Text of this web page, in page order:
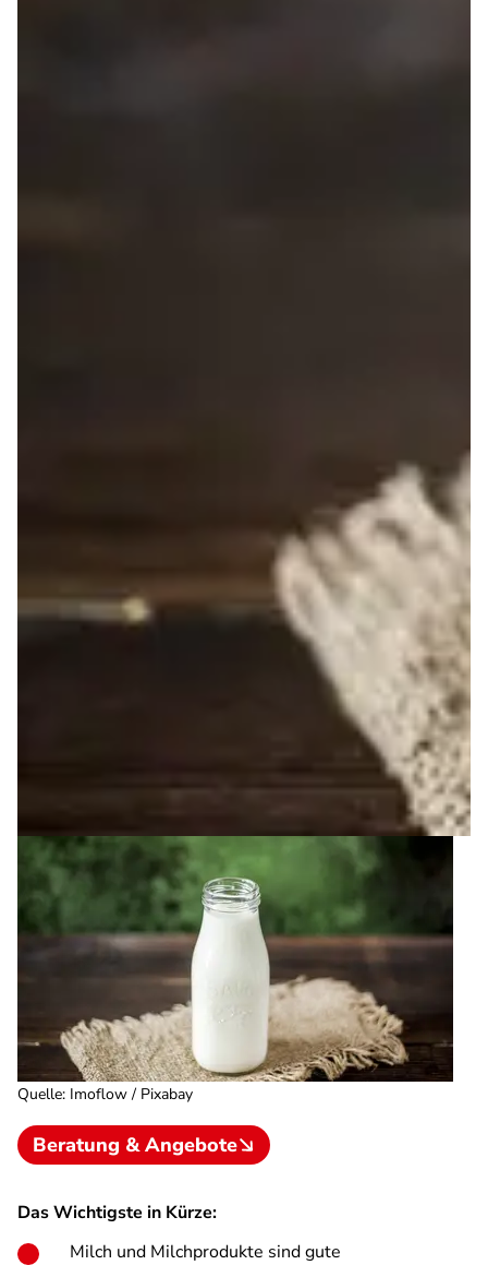
Quelle: Imoflow / Pixabay
Beratung & Angebote
Das Wichtigste in Kürze:
Milch und Milchprodukte sind gute